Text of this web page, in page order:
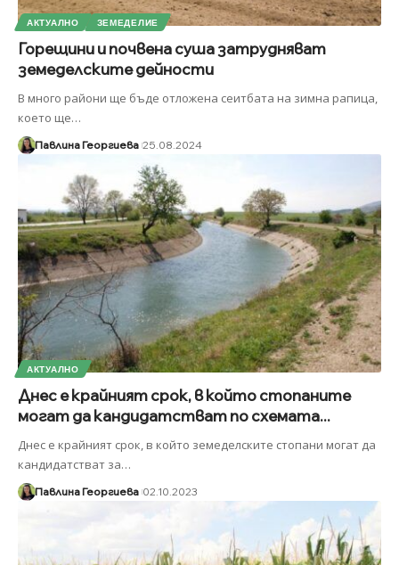
АКТУАЛНО ЗЕМЕДЕЛИЕ
Горещини и почвена суша затрудняват
земеделските дейности
В много райони ще бъде отложена сеитбата на зимна рапица,
което ще…
Павлина Георгиева 25.08.2024
АКТУАЛНО
Днес е крайният срок, в който стопаните
могат да кандидатстват по схемата...
Днес е крайният срок, в който земеделските стопани могат да
кандидатстват за…
Павлина Георгиева 02.10.2023